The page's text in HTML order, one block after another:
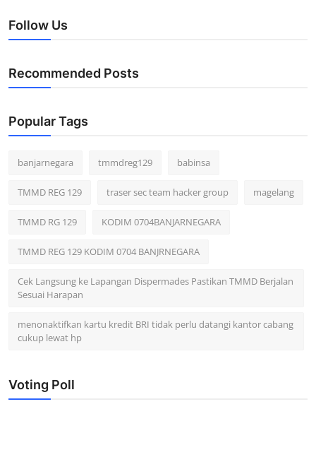
Follow Us
Recommended Posts
Popular Tags
banjarnegara tmmdreg129 babinsa
TMMD REG 129 traser sec team hacker group magelang
TMMD RG 129 KODIM 0704BANJARNEGARA
TMMD REG 129 KODIM 0704 BANJRNEGARA
Cek Langsung ke Lapangan Dispermades Pastikan TMMD Berjalan
Sesuai Harapan
menonaktifkan kartu kredit BRI tidak perlu datangi kantor cabang
cukup lewat hp
Voting Poll